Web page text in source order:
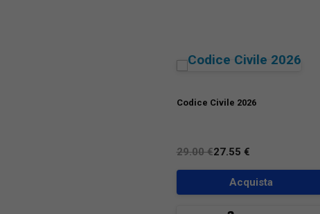
Codice Civile 2026
29.00 €27.55 €
Acquista